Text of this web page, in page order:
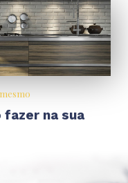
na sua